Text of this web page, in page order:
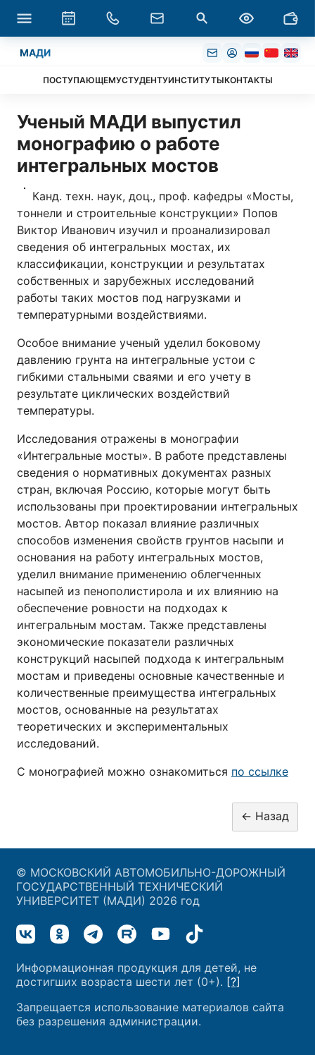
МАДИ
ПОСТУПАЮЩЕМУСТУДЕНТУИНСТИТУТЫКОНТАКТЫ
Ученый МАДИ выпустил
монографию о работе
интегральных мостов
Канд. техн. наук, доц., проф. кафедры «Мосты,
тоннели и строительные конструкции» Попов
Виктор Иванович изучил и проанализировал
сведения об интегральных мостах, их
классификации, конструкции и результатах
собственных и зарубежных исследований
работы таких мостов под нагрузками и
температурными воздействиями.
Особое внимание ученый уделил боковому
давлению грунта на интегральные устои с
гибкими стальными сваями и его учету в
результате циклических воздействий
температуры.
Исследования отражены в монографии
«Интегральные мосты». В работе представлены
сведения о нормативных документах разных
стран, включая Россию, которые могут быть
использованы при проектировании интегральных
мостов. Автор показал влияние различных
способов изменения свойств грунтов насыпи и
основания на работу интегральных мостов,
уделил внимание применению облегченных
насыпей из пенополистирола и их влиянию на
обеспечение ровности на подходах к
интегральным мостам. Также представлены
экономические показатели различных
конструкций насыпей подхода к интегральным
мостам и приведены основные качественные и
количественные преимущества интегральных
мостов, основанные на результатах
теоретических и экспериментальных
исследований.
С монографией можно ознакомиться по ссылке
© МОСКОВСКИЙ АВТОМОБИЛЬНО-ДОРОЖНЫЙ
ГОСУДАРСТВЕННЫЙ ТЕХНИЧЕСКИЙ
УНИВЕРСИТЕТ (МАДИ) 2026 год
Информационная продукция для детей, не
достигших возраста шести лет (0+). [?]
Запрещается использование материалов сайта
без разрешения администрации.